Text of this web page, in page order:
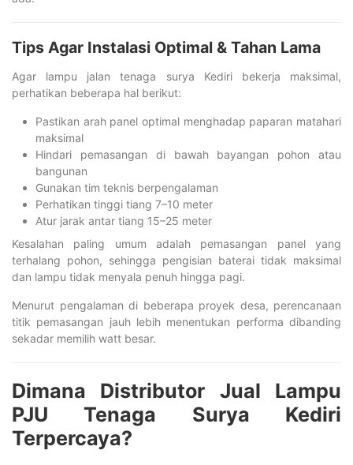
Tips Agar Instalasi Optimal & Tahan Lama
Agar lampu jalan tenaga surya Kediri bekerja maksimal,
perhatikan beberapa hal berikut:
Pastikan arah panel optimal menghadap paparan matahari
maksimal
Hindari pemasangan di bawah bayangan pohon atau
bangunan
Gunakan tim teknis berpengalaman
Perhatikan tinggi tiang 7–10 meter
Atur jarak antar tiang 15–25 meter
Kesalahan paling umum adalah pemasangan panel yang
terhalang pohon, sehingga pengisian baterai tidak maksimal
dan lampu tidak menyala penuh hingga pagi.
Menurut pengalaman di beberapa proyek desa, perencanaan
titik pemasangan jauh lebih menentukan performa dibanding
sekadar memilih watt besar.
Dimana Distributor Jual Lampu
PJU Tenaga Surya Kediri
Terpercaya?